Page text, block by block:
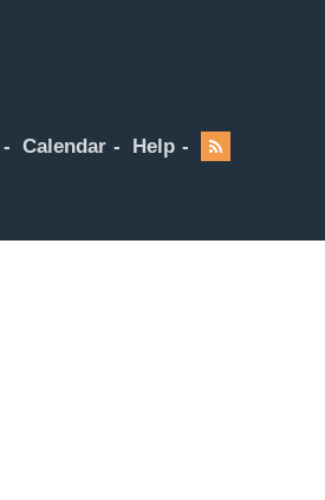
Calendar Help